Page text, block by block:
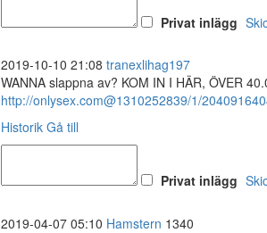
Privat inlägg
2019-10-10 21:08 tranexlihag197
WANNA slappna av? KOM IN I HÄR, ÖVER
http://onlysex.com@1310252839/1/
Historik Gå till
Privat inlägg
2019-04-07 05:10 Hamstern 1340